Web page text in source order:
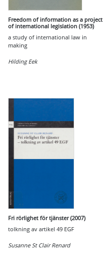
Freedom of information as a project
of international legislation (1953)
a study of international law in
making
Hilding Eek
Fri rörlighet för tjänster (2007)
tolkning av artikel 49 EGF
Susanne St Clair Renard